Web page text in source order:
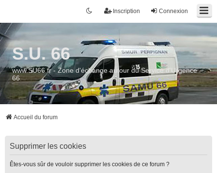
Connexion
Inscription
S.U. 66
www.SU66.fr - Zone d'échange autour du Service d'Urgence
66
Accueil du forum
Supprimer les cookies
Êtes-vous sûr de vouloir supprimer les cookies de ce forum ?